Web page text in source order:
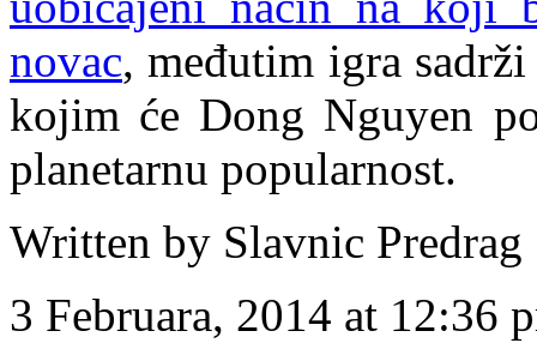
novac, međutim igra
kojim će Dong Nguyen
planetarnu popularnost.
Written by Slavnic Predrag
3 Februara, 2014 at 12:36